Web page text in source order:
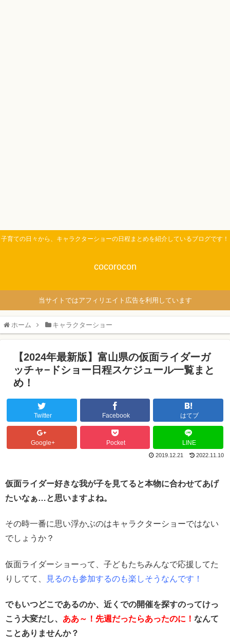
子育ての日々から、キャラクターショーの日程まとめを紹介しているブログです！
cocorocon
当サイトではアフィリエイト広告を利用しています
ホーム キャラクターショー
【2024年最新版】富山県の仮面ライダーガ
ッチャ−ドショー日程スケジュール一覧まと
め！
Twitter Facebook はてブ
Google+ Pocket LINE
2019.12.21 2022.11.10
仮面ライダー好きな我が子を見てると本物に合わせてあげ
たいなぁ…と思いますよね。
その時一番に思い浮かぶのはキャラクターショーではない
でしょうか？
仮面ライダーショーって、子どもたちみんなで応援してた
りしてて、
見るのも参加するのも楽しそうなんです！
でもいつどこであるのか、近くでの開催を探すのってけっ
こう大変だし、 ああ～！先週だったらあったのに！ なんて
ことありませんか？